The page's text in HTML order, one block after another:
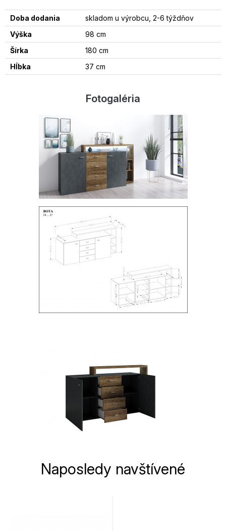
Doba dodania
skladom u výrobcu, 2-6 týždňov
Výška
98 cm
Šírka
180 cm
Hĺbka
37 cm
Fotogaléria
Naposledy navštívené